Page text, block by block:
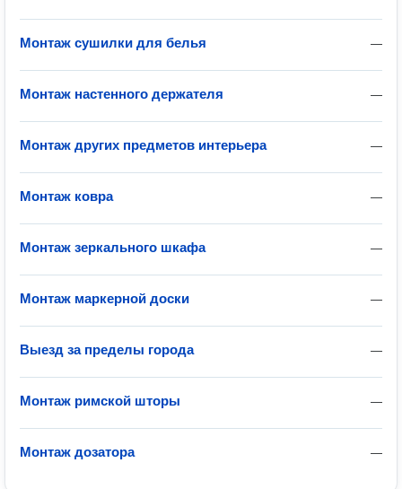
—
Монтаж сушилки для белья
—
Монтаж настенного держателя
—
Монтаж других предметов интерьера
—
Монтаж ковра
—
Монтаж зеркального шкафа
—
Монтаж маркерной доски
—
Выезд за пределы города
—
Монтаж римской шторы
—
Монтаж дозатора